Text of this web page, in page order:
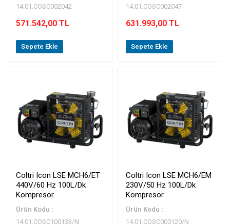
14.01.COSC002042
571.542,00 TL
Sepete Ekle
14.01.COSC002047
631.993,00 TL
Sepete Ekle
Coltri Icon LSE MCH6/ET
440V/60 Hz 100L/Dk
Kompresör
Ürün Kodu :
14.01.COSC100133/N
Coltri Icon LSE MCH6/EM
230V/50 Hz 100L/Dk
Kompresör
Ürün Kodu :
14.01.COSC000120/N